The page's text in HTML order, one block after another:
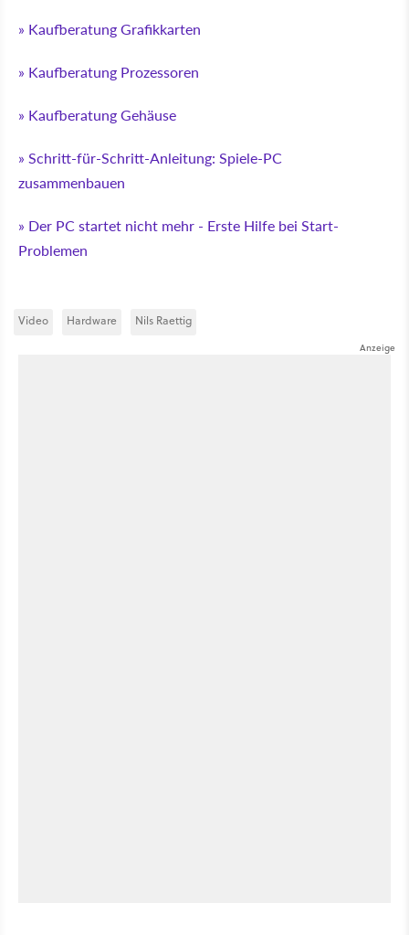
» Kaufberatung Grafikkarten
» Kaufberatung Prozessoren
» Kaufberatung Gehäuse
» Schritt-für-Schritt-Anleitung: Spiele-PC
zusammenbauen
» Der PC startet nicht mehr - Erste Hilfe bei Start-
Problemen
Video Hardware Nils Raettig